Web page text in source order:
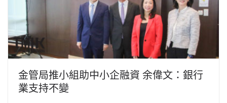
金管局推小組助中小企融資 余偉文：銀行
業支持不變